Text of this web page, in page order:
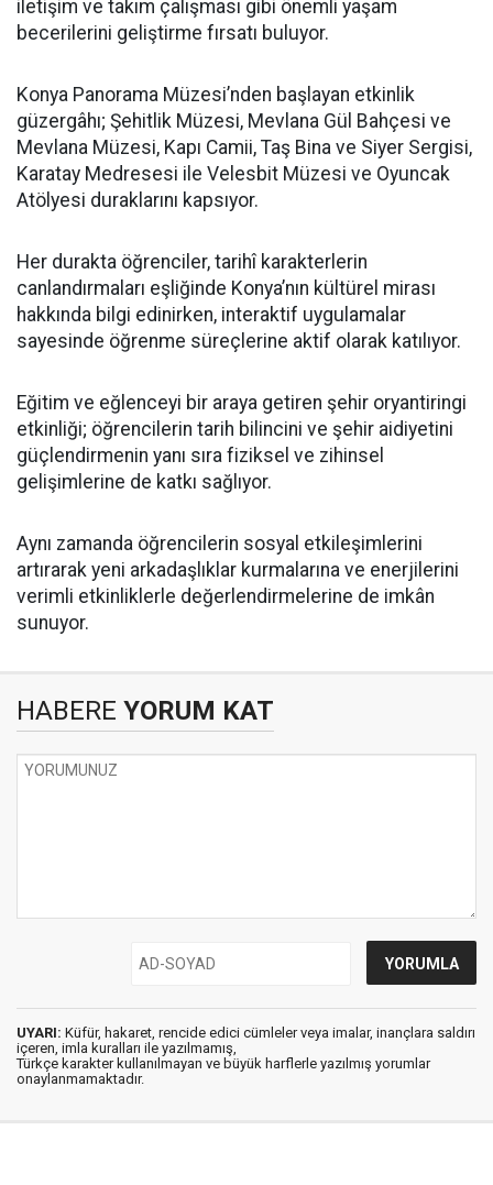
iletişim ve takım çalışması gibi önemli yaşam
becerilerini geliştirme fırsatı buluyor.
Konya Panorama Müzesi’nden başlayan etkinlik
güzergâhı; Şehitlik Müzesi, Mevlana Gül Bahçesi ve
Mevlana Müzesi, Kapı Camii, Taş Bina ve Siyer Sergisi,
Karatay Medresesi ile Velesbit Müzesi ve Oyuncak
Atölyesi duraklarını kapsıyor.
Her durakta öğrenciler, tarihî karakterlerin
canlandırmaları eşliğinde Konya’nın kültürel mirası
hakkında bilgi edinirken, interaktif uygulamalar
sayesinde öğrenme süreçlerine aktif olarak katılıyor.
Eğitim ve eğlenceyi bir araya getiren şehir oryantiringi
etkinliği; öğrencilerin tarih bilincini ve şehir aidiyetini
güçlendirmenin yanı sıra fiziksel ve zihinsel
gelişimlerine de katkı sağlıyor.
Aynı zamanda öğrencilerin sosyal etkileşimlerini
artırarak yeni arkadaşlıklar kurmalarına ve enerjilerini
verimli etkinliklerle değerlendirmelerine de imkân
sunuyor.
HABERE YORUM KAT
UYARI: Küfür, hakaret, rencide edici cümleler veya imalar, inançlara saldırı
içeren, imla kuralları ile yazılmamış,
Türkçe karakter kullanılmayan ve büyük harflerle yazılmış yorumlar
onaylanmamaktadır.